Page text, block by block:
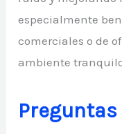
especialmente
comerciales o de
ambiente